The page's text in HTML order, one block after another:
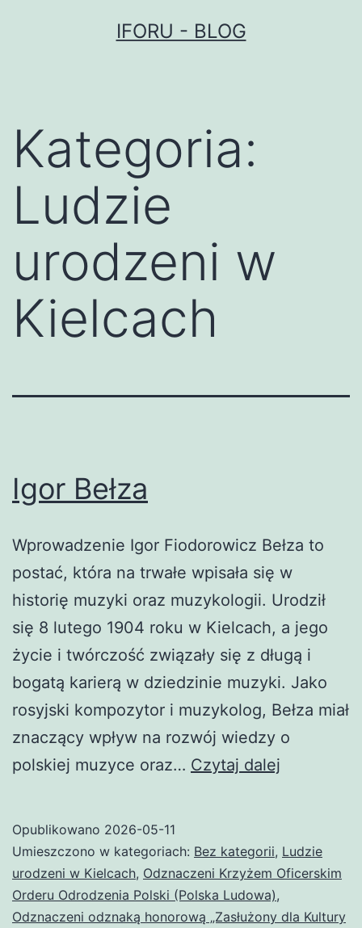
IFORU - BLOG
Kategoria:
Ludzie
urodzeni w
Kielcach
Igor Bełza
Wprowadzenie Igor Fiodorowicz Bełza to
postać, która na trwałe wpisała się w
historię muzyki oraz muzykologii. Urodził
się 8 lutego 1904 roku w Kielcach, a jego
życie i twórczość związały się z długą i
bogatą karierą w dziedzinie muzyki. Jako
rosyjski kompozytor i muzykolog, Bełza miał
znaczący wpływ na rozwój wiedzy o
polskiej muzyce oraz… Czytaj dalej
Opublikowano 2026-05-11
Umieszczono w kategoriach: Bez kategorii, Ludzie
urodzeni w Kielcach, Odznaczeni Krzyżem Oficerskim
Orderu Odrodzenia Polski (Polska Ludowa),
Odznaczeni odznaką honorową „Zasłużony dla Kultury